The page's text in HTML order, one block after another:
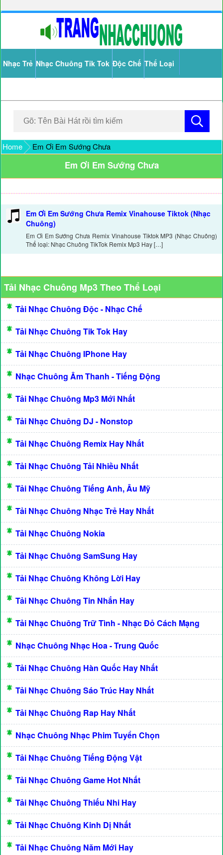
Nhạc Trẻ Nhạc Chuông Tik Tok Độc Chế Thể Loại
Home Em Ơi Em Sướng Chưa
Em Ơi Em Sướng Chưa
Em Ơi Em Sướng Chưa Remix Vinahouse Tiktok (Nhạc
Chuông)
Em Ơi Em Sướng Chưa Remix Vinahouse Tiktok MP3 (Nhạc Chuông)
Thể loại: Nhạc Chuông TikTok Remix Mp3 Hay […]
Tải Nhạc Chuông Mp3 Theo Thể Loại
Tải Nhạc Chuông Độc - Nhạc Chế
Tải Nhạc Chuông Tik Tok Hay
Tải Nhạc Chuông IPhone Hay
Nhạc Chuông Âm Thanh - Tiếng Động
Tải Nhạc Chuông Mp3 Mới Nhất
Tải Nhạc Chuông DJ - Nonstop
Tải Nhạc Chuông Remix Hay Nhất
Tải Nhạc Chuông Tải Nhiều Nhất
Tải Nhạc Chuông Tiếng Anh, Âu Mỹ
Tải Nhạc Chuông Nhạc Trẻ Hay Nhất
Tải Nhạc Chuông Nokia
Tải Nhạc Chuông SamSung Hay
Tải Nhạc Chuông Không Lời Hay
Tải Nhạc Chuông Tin Nhắn Hay
Tải Nhạc Chuông Trữ Tình - Nhạc Đỏ Cách Mạng
Nhạc Chuông Nhạc Hoa - Trung Quốc
Tải Nhạc Chuông Hàn Quốc Hay Nhất
Tải Nhạc Chuông Sáo Trúc Hay Nhất
Tải Nhạc Chuông Rap Hay Nhất
Nhạc Chuông Nhạc Phim Tuyển Chọn
Tải Nhạc Chuông Tiếng Động Vật
Tải Nhạc Chuông Game Hot Nhất
Tải Nhạc Chuông Thiếu Nhi Hay
Tải Nhạc Chuông Kinh Dị Nhất
Tải Nhạc Chuông Năm Mới Hay